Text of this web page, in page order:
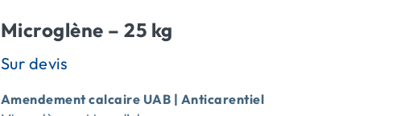
Microglène – 25 kg
Amendement calcaire UAB | Anticarentiel